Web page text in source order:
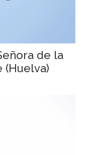
de la
(Huelva)